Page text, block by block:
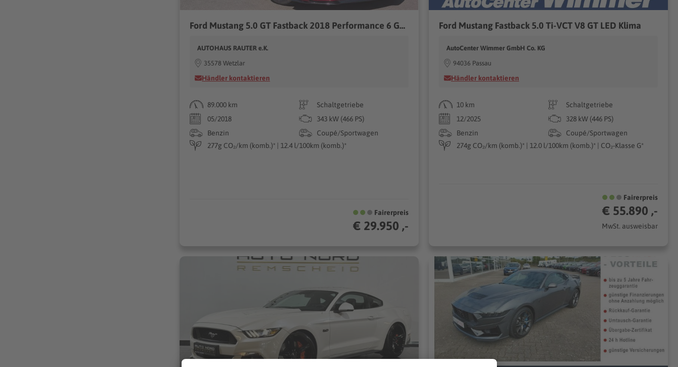
Ford Mustang 5.0 GT Fastback 2018 Performance 6 Gang
AUTOHAUS RAUTER e.K.
35578 Wetzlar
Händler kontaktieren
89.000 km
Schaltgetriebe
05/2018
343 kW (466 PS)
Benzin
Coupé/Sportwagen
277g CO₂/km (komb.)* | 12.4 l/100km (komb.)*
Fairerpreis
€ 29.950 ,-
Ford Mustang Fastback 5.0 Ti-VCT V8 GT LED Klima
AutoCenter Wimmer GmbH Co. KG
94036 Passau
Händler kontaktieren
10 km
Schaltgetriebe
12/2025
328 kW (446 PS)
Benzin
Coupé/Sportwagen
274g CO₂/km (komb.)* | 12.0 l/100km (komb.)* | CO₂-Klasse G*
Fairerpreis
€ 55.890 ,-
MwSt. ausweisbar